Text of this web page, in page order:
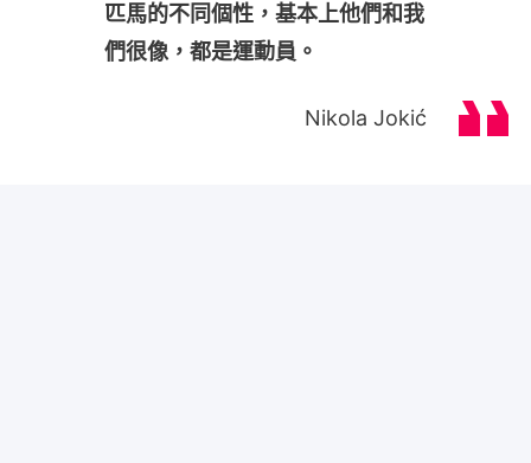
匹馬的不同個性，基本上他們和我
們很像，都是運動員。
Nikola Jokić